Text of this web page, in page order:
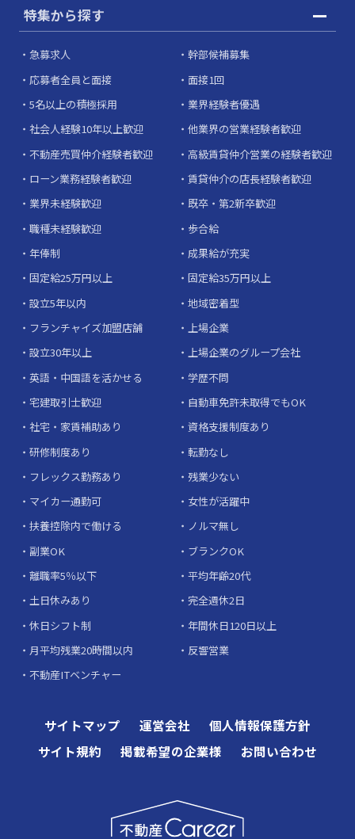
特集から探す
急募求人
幹部候補募集
応募者全員と面接
面接1回
5名以上の積極採用
業界経験者優遇
社会人経験10年以上歓迎
他業界の営業経験者歓迎
不動産売買仲介経験者歓迎
高級賃貸仲介営業の経験者歓迎
ローン業務経験者歓迎
賃貸仲介の店長経験者歓迎
業界未経験歓迎
既卒・第2新卒歓迎
職種未経験歓迎
歩合給
年俸制
成果給が充実
固定給25万円以上
固定給35万円以上
設立5年以内
地域密着型
フランチャイズ加盟店舗
上場企業
設立30年以上
上場企業のグループ会社
英語・中国語を活かせる
学歴不問
宅建取引士歓迎
自動車免許未取得でもOK
社宅・家賃補助あり
資格支援制度あり
研修制度あり
転勤なし
フレックス勤務あり
残業少ない
マイカー通勤可
女性が活躍中
扶養控除内で働ける
ノルマ無し
副業OK
ブランクOK
離職率5％以下
平均年齢20代
土日休みあり
完全週休2日
休日シフト制
年間休日120日以上
月平均残業20時間以内
反響営業
不動産ITベンチャー
サイトマップ 運営会社
個人情報保護方針
サイト規約
掲載希望の企業様 お問い合わせ